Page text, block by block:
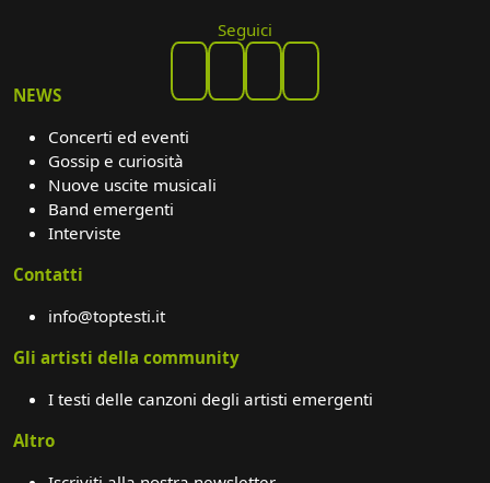
Seguici
NEWS
Concerti ed eventi
Gossip e curiosità
Nuove uscite musicali
Band emergenti
Interviste
Contatti
info@toptesti.it
Gli artisti della community
I testi delle canzoni degli artisti emergenti
Altro